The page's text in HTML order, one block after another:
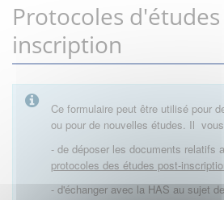
Protocoles
inscription
Ce formulaire peut être utilisé pour
ou pour de nouvelles études. Il
- de déposer les documents relatifs
protocoles des études post-
- d'échanger avec la HAS au sujet